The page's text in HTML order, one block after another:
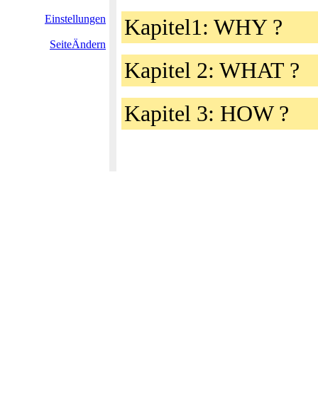
Einstellungen
SeiteÄndern
Kapitel1: WHY ?
Kapitel 2: WHAT ?
Kapitel 3: HOW ?